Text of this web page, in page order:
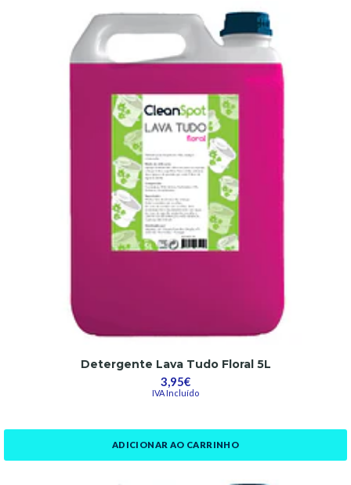
Detergente Lava Tudo Floral 5L
3,95€
IVA Incluído
ADICIONAR AO CARRINHO